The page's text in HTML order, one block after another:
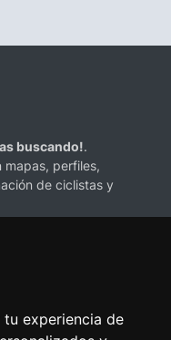
experiencia de
buscando!.
mapas, perfiles,
de ciclistas y